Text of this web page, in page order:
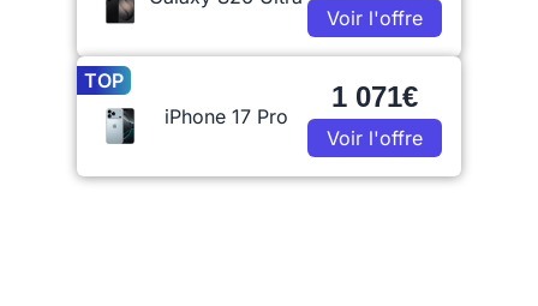
Voir l'offre
TOP
iPhone 17 Pro
1 071€
Voir l'offre